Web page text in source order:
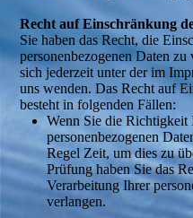
Recht auf Einschränkung
Sie haben das Recht, die
personenbezogenen Daten
sich jederzeit unter der im
uns wenden. Das Recht auf
besteht in folgenden Fällen:
Wenn Sie die Richtigkeit
personenbezogenen
Regel Zeit, um dies zu
Prüfung haben Sie das
Verarbeitung Ihrer
verlangen.